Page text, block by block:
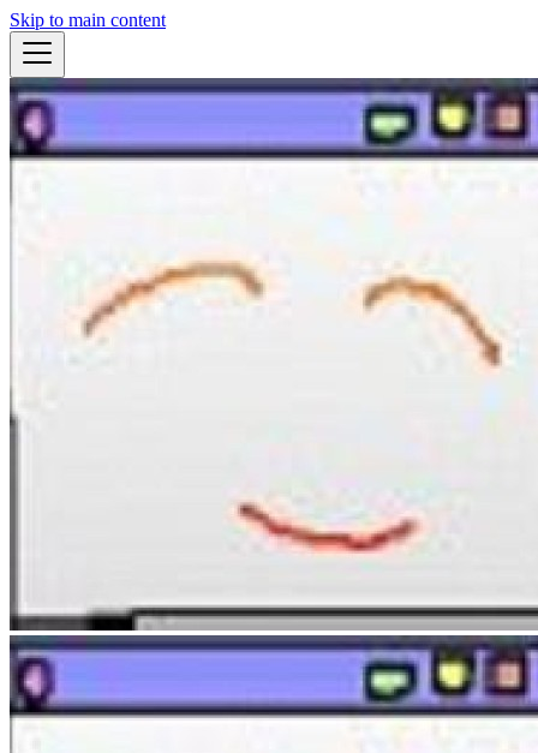
Skip to main content